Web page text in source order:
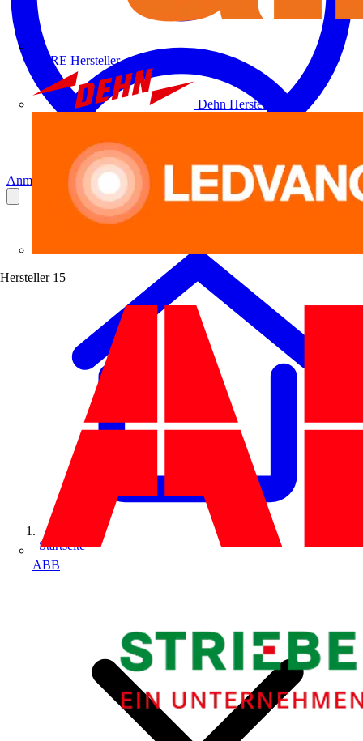
ALRE Hersteller
Dehn Hersteller
Hersteller 15
ABB
Anmelden Registrierung
Startseite